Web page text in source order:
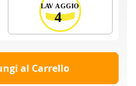
al Carrello